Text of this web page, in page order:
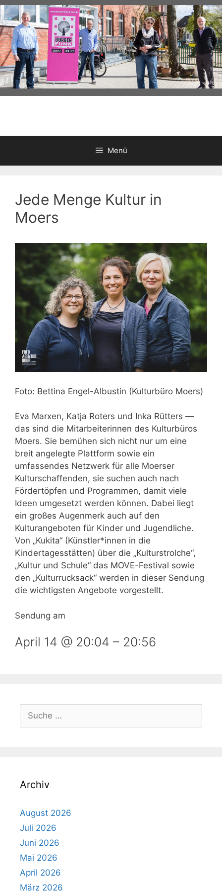
Zum
Inhalt
springen
Menü
Jede Menge Kultur in
Moers
Foto: Bettina Engel-Albustin (Kulturbüro Moers)
Eva Marxen, Katja Roters und Inka Rütters —
das sind die Mitarbeiterinnen des Kulturbüros
Moers. Sie bemühen sich nicht nur um eine
breit angelegte Plattform sowie ein
umfassendes Netzwerk für alle Moerser
Kulturschaffenden, sie suchen auch nach
Fördertöpfen und Programmen, damit viele
Ideen umgesetzt werden können. Dabei liegt
ein großes Augenmerk auch auf den
Kulturangeboten für Kinder und Jugendliche.
Von „Kukita“ (Künstler*innen in die
Kindertagesstätten) über die „Kulturstrolche“,
„Kultur und Schule“ das MOVE-Festival sowie
den „Kulturrucksack“ werden in dieser Sendung
die wichtigsten Angebote vorgestellt.
Sendung am
April 14 @ 20:04 – 20:56
Suche
nach:
Archiv
August 2026
Juli 2026
Juni 2026
Mai 2026
April 2026
März 2026